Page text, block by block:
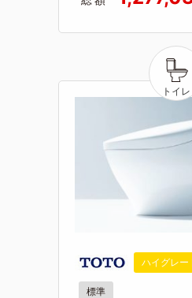
ハイグレー
標準